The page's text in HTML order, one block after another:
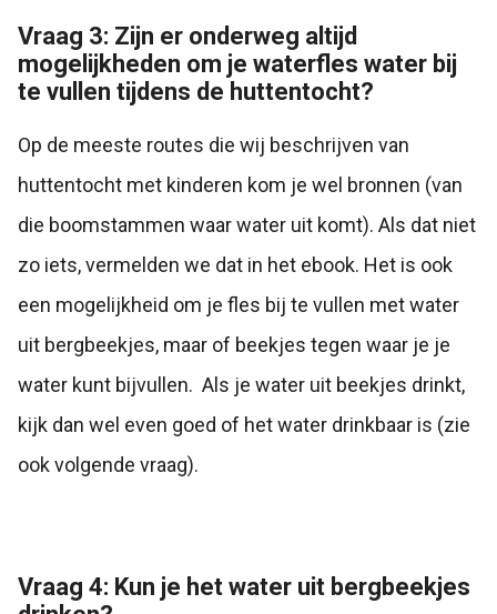
Vraag 3: Zijn er onderweg altijd
mogelijkheden om je waterfles water bij
te vullen tijdens de huttentocht?
Op de meeste routes die wij beschrijven van
huttentocht met kinderen kom je wel bronnen (van
die boomstammen waar water uit komt). Als dat niet
zo iets, vermelden we dat in het ebook. Het is ook
een mogelijkheid om je fles bij te vullen met water
uit bergbeekjes, maar of beekjes tegen waar je je
water kunt bijvullen. Als je water uit beekjes drinkt,
kijk dan wel even goed of het water drinkbaar is (zie
ook volgende vraag).
Vraag 4: Kun je het water uit bergbeekjes